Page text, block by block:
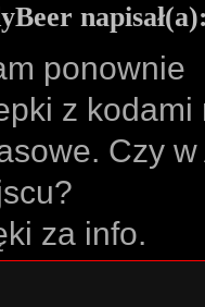
ponownie
z kodami
Czy
za info.